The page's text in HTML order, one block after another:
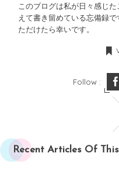
このブログは私が日々感じ
えて書き留めている忘備録
ただけたら幸いです。
Follow :
Recent Articles Of